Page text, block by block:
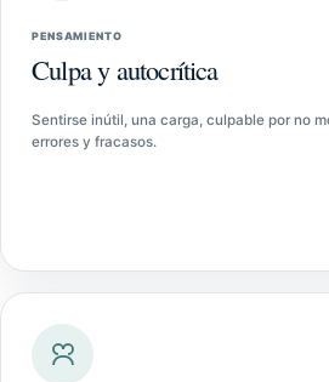
PENSAMIENTO
Culpa y autocrítica
Sentirse inútil, una carga, culpable por no
errores y fracasos.